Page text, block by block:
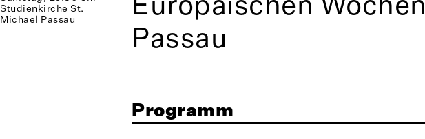
Studienkirche St.
Michael Passau
Passau
Programm